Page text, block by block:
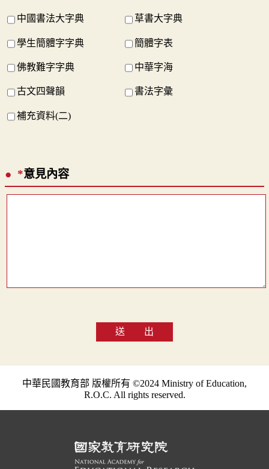
中國書法大字典 草書大字典
學生簡體字字典 簡體字表
佛教難字字典 中華字海
古文四聲韻 書法字彙
補充資料(二)
*意見內容
送 出
中華民國教育部 版權所有 ©2024 Ministry of Education,
R.O.C. All rights reserved.